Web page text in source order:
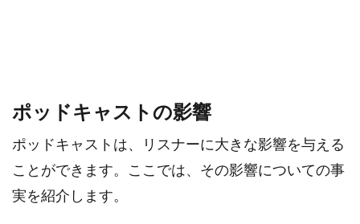
ポッドキャストの影響
ポッドキャストは、リスナーに大きな影響を与える
ことができます。ここでは、その影響についての事
実を紹介します。